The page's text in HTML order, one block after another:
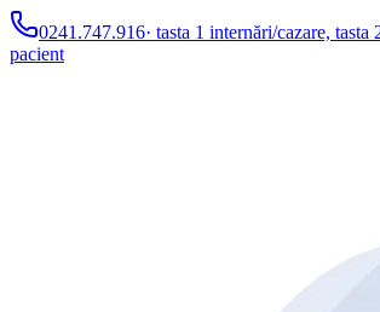
0241.747.916· tasta 1 internări/cazare, tasta
pacient